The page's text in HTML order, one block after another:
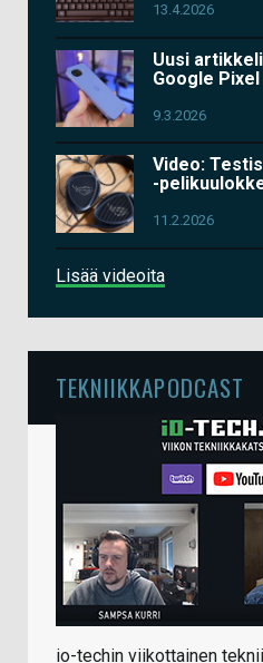
13.4.2026
Uusi
Google Pixel
9.3.2026
Video:
-
11.2.2026
Lisää videoita
TEKNIIKKAPODCAST
io-techin viikottainen